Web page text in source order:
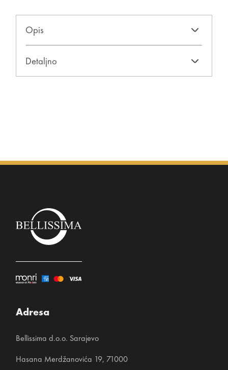
Opis
Detaljno
Adresa
Bellissima d.o.o. Sarajevo
Hasana Merdžanovića 19, 71000